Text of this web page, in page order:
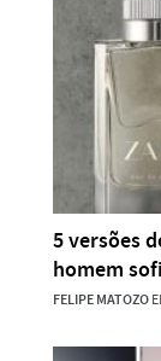
5 versões
homem
FELIPE MATOZO